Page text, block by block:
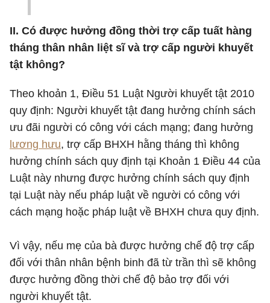
II. Có được hưởng đồng thời trợ cấp tuất hàng
tháng thân nhân liệt sĩ và trợ cấp người khuyết
tật không?
Theo khoản 1, Điều 51 Luật Người khuyết tật 2010
quy định: Người khuyết tật đang hưởng chính sách
ưu đãi người có công với cách mạng; đang hưởng
lương hưu, trợ cấp BHXH hằng tháng thì không
hưởng chính sách quy định tại Khoản 1 Điều 44 của
Luật này nhưng được hưởng chính sách quy định
tại Luật này nếu pháp luật về người có công với
cách mạng hoặc pháp luật về BHXH chưa quy định.
Vì vậy, nếu mẹ của bà được hưởng chế độ trợ cấp
đối với thân nhân bệnh binh đã từ trần thì sẽ không
được hưởng đồng thời chế độ bảo trợ đối với
người khuyết tật.